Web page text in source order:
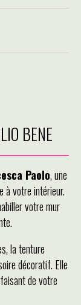
BENE
Paolo, une
à votre intérieur.
votre mur
la tenture
décoratif. Elle
de votre